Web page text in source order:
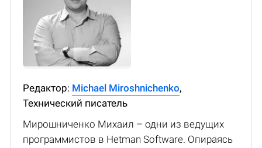
Редактор: Michael Miroshnichenko,
Технический писатель
Мирошниченко Михаил – одни из ведущих
программистов в Hetman Software. Опираясь